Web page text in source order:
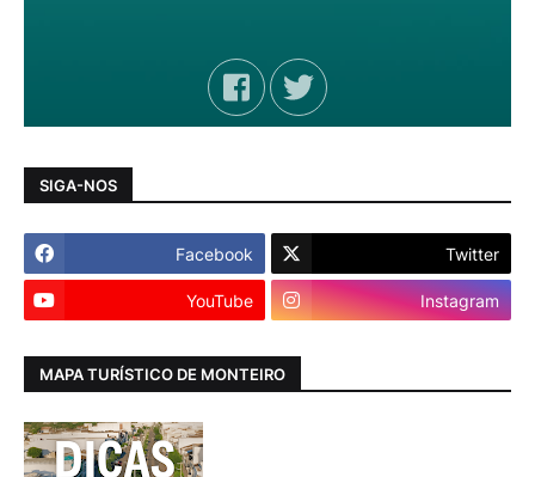
SIGA-NOS
Facebook Twitter
YouTube Instagram
MAPA TURÍSTICO DE MONTEIRO